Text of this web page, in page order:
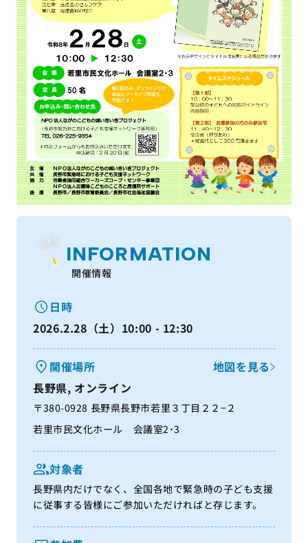
INFORMATION
開催情報
日時
2026.2.28（土）10:00 - 12:30
開催場所
地図を見る
長野県, オンライン
〒380-0928 長野県長野市若里３丁目２２−２
若里市民文化ホール 会議室2･3
対象者
長野県内だけでなく、全国各地で緊急時の子ども支援
に従事する皆様にご参加いただければと存じます。